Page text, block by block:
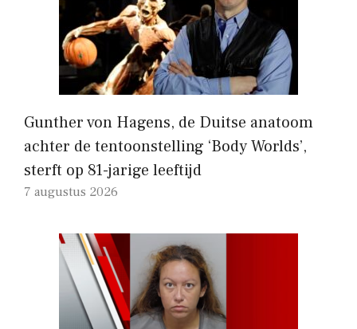
Gunther von Hagens, de Duitse anatoom
achter de tentoonstelling ‘Body Worlds’,
sterft op 81-jarige leeftijd
7 augustus 2026